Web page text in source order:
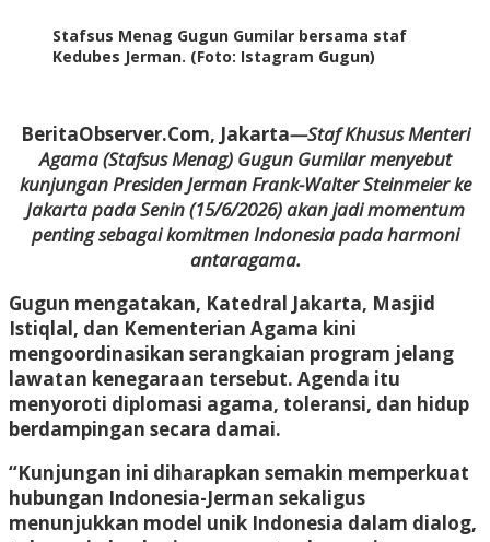
Stafsus Menag Gugun Gumilar bersama staf
Kedubes Jerman. (Foto: Istagram Gugun)
BeritaObserver.Com, Jakarta—Staf Khusus Menteri
Agama (Stafsus Menag) Gugun Gumilar menyebut
kunjungan Presiden Jerman Frank-Walter Steinmeier ke
Jakarta pada Senin (15/6/2026) akan jadi momentum
penting sebagai komitmen Indonesia pada harmoni
antaragama.
Gugun mengatakan, Katedral Jakarta, Masjid
Istiqlal, dan Kementerian Agama kini
mengoordinasikan serangkaian program jelang
lawatan kenegaraan tersebut. Agenda itu
menyoroti diplomasi agama, toleransi, dan hidup
berdampingan secara damai.
“Kunjungan ini diharapkan semakin memperkuat
hubungan Indonesia-Jerman sekaligus
menunjukkan model unik Indonesia dalam dialog,